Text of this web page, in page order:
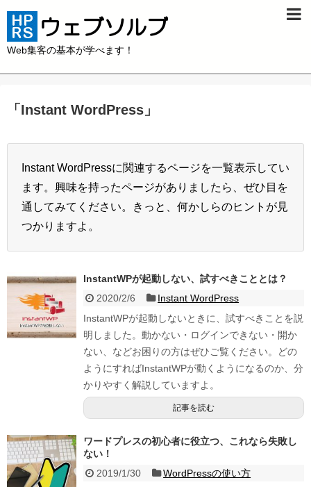
Web集客の基本が学べます！
「 Instant WordPress 」
Instant WordPressに関連するページを一覧表示してい
ます。興味を持ったページがありましたら、ぜひ目を
通してみてください。きっと、何かしらのヒントが見
つかりますよ。
InstantWPが起動しない、試すべきこととは？
2020/2/6
Instant WordPress
InstantWPが起動しないときに、試すべきことを説
明しました。動かない・ログインできない・開か
ない、などお困りの方はぜひご覧ください。どの
ようにすればInstantWPが動くようになるのか、分
かりやすく解説していますよ。
記事を読む
ワードプレスの初心者に役立つ、これなら失敗し
ない！
2019/1/30
WordPressの使い方